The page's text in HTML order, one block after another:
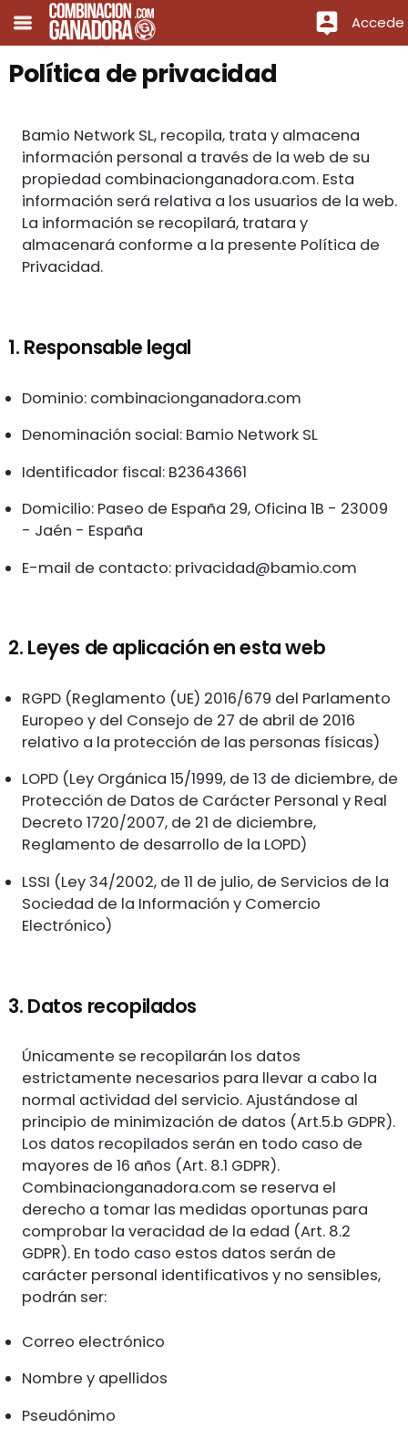
Accede
Política de privacidad
Bamio Network SL, recopila, trata y almacena
información personal a través de la web de su
propiedad combinacionganadora.com. Esta
información será relativa a los usuarios de la web.
La información se recopilará, tratara y
almacenará conforme a la presente Política de
Privacidad.
1. Responsable legal
Dominio: combinacionganadora.com
Denominación social: Bamio Network SL
Identificador fiscal: B23643661
Domicilio: Paseo de España 29, Oficina 1B - 23009
- Jaén - España
E-mail de contacto: privacidad@bamio.com
2. Leyes de aplicación en esta web
RGPD (Reglamento (UE) 2016/679 del Parlamento
Europeo y del Consejo de 27 de abril de 2016
relativo a la protección de las personas físicas)
LOPD (Ley Orgánica 15/1999, de 13 de diciembre, de
Protección de Datos de Carácter Personal y Real
Decreto 1720/2007, de 21 de diciembre,
Reglamento de desarrollo de la LOPD)
LSSI (Ley 34/2002, de 11 de julio, de Servicios de la
Sociedad de la Información y Comercio
Electrónico)
3. Datos recopilados
Únicamente se recopilarán los datos
estrictamente necesarios para llevar a cabo la
normal actividad del servicio. Ajustándose al
principio de minimización de datos (Art.5.b GDPR).
Los datos recopilados serán en todo caso de
mayores de 16 años (Art. 8.1 GDPR).
Combinacionganadora.com se reserva el
derecho a tomar las medidas oportunas para
comprobar la veracidad de la edad (Art. 8.2
GDPR). En todo caso estos datos serán de
carácter personal identificativos y no sensibles,
podrán ser:
Correo electrónico
Nombre y apellidos
Pseudónimo